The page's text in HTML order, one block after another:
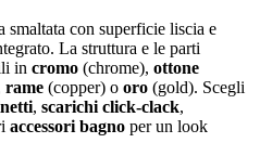
smaltata con superficie liscia e
La struttura e le parti
in cromo (chrome), ottone
rame (copper) o oro (gold). Scegli
, scarichi click-clack,
accessori bagno per un look